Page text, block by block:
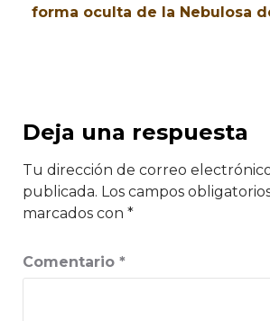
forma oculta de la Nebulosa
Deja una respuesta
Tu dirección de correo
publicada. Los campos
marcados con *
Comentario *